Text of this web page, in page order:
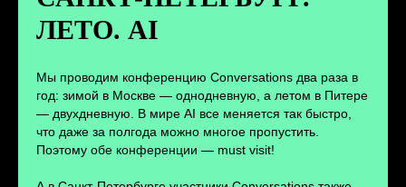
ЛЕТО. AI
Мы проводим конференцию Conversations два раза в
год: зимой в Москве — однодневную, а летом в Питере
— двухдневную. В мире AI все меняется так быстро,
что даже за полгода можно многое пропустить.
Поэтому обе конференции — must visit!